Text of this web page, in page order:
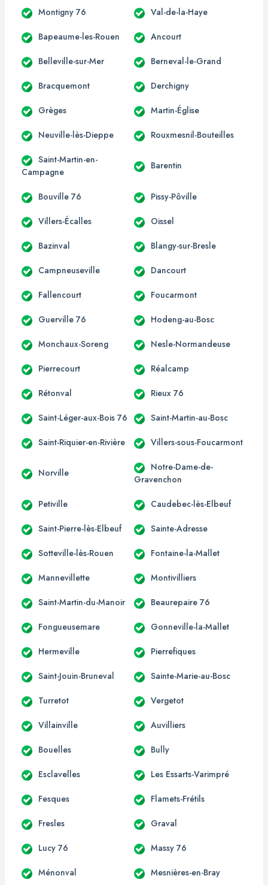
Montigny 76 Val-de-la-Haye
Bapeaume-les-Rouen Ancourt
Belleville-sur-Mer Berneval-le-Grand
Bracquemont Derchigny
Grèges Martin-Église
Neuville-lès-Dieppe Rouxmesnil-Bouteilles
Saint-Martin-en-
Campagne
Barentin
Bouville 76 Pissy-Pôville
Villers-Écalles Oissel
Bazinval Blangy-sur-Bresle
Campneuseville Dancourt
Fallencourt Foucarmont
Guerville 76 Hodeng-au-Bosc
Monchaux-Soreng Nesle-Normandeuse
Pierrecourt Réalcamp
Rétonval Rieux 76
Saint-Léger-aux-Bois 76 Saint-Martin-au-Bosc
Saint-Riquier-en-Rivière Villers-sous-Foucarmont
Norville
Notre-Dame-de-
Gravenchon
Petiville Caudebec-lès-Elbeuf
Saint-Pierre-lès-Elbeuf Sainte-Adresse
Sotteville-lès-Rouen Fontaine-la-Mallet
Mannevillette Montivilliers
Saint-Martin-du-Manoir Beaurepaire 76
Fongueusemare Gonneville-la-Mallet
Hermeville Pierrefiques
Saint-Jouin-Bruneval Sainte-Marie-au-Bosc
Turretot Vergetot
Villainville Auvilliers
Bouelles Bully
Esclavelles Les Essarts-Varimpré
Fesques Flamets-Frétils
Fresles Graval
Lucy 76 Massy 76
Ménonval Mesnières-en-Bray